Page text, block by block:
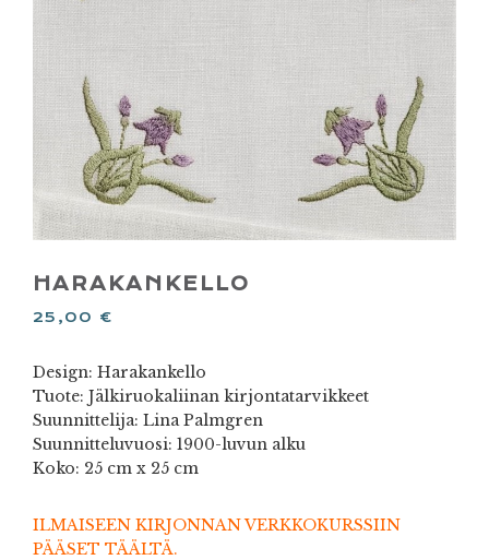
HARAKANKELLO
25,00 €
Design: Harakankello
Tuote: Jälkiruokaliinan kirjontatarvikkeet
Suunnittelija: Lina Palmgren
Suunnitteluvuosi: 1900-luvun alku
Koko: 25 cm x 25 cm
ILMAISEEN KIRJONNAN VERKKOKURSSIIN
PÄÄSET TÄÄLTÄ.